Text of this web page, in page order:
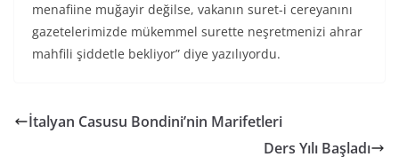
menafiine muğayir değilse, vakanın suret-i cereyanını
gazetelerimizde mükemmel surette neşretmenizi ahrar
mahfili şiddetle bekliyor” diye yazılıyordu.
İtalyan Casusu Bondini’nin Marifetleri
Ders Yılı Başladı